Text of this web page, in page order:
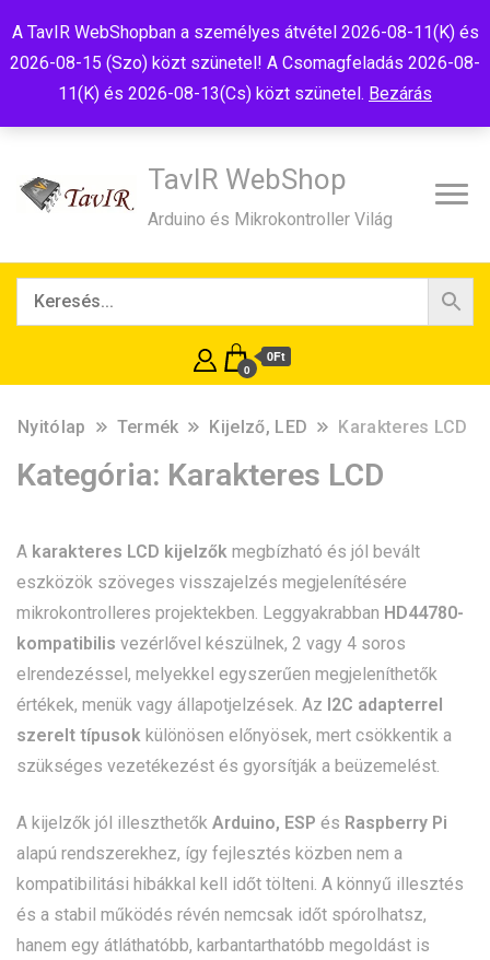
A TavIR WebShopban a személyes átvétel 2026-08-11(K) és
2026-08-15 (Szo) közt szünetel! A Csomagfeladás 2026-08-
11(K) és 2026-08-13(Cs) közt szünetel. Bezárás
TavIR WebShop
Arduino és Mikrokontroller Világ
0
0Ft
Nyitólap Termék Kijelző, LED Karakteres LCD
Kategória: Karakteres LCD
A karakteres LCD kijelzők megbízható és jól bevált
eszközök szöveges visszajelzés megjelenítésére
mikrokontrolleres projektekben. Leggyakrabban HD44780-
kompatibilis vezérlővel készülnek, 2 vagy 4 soros
elrendezéssel, melyekkel egyszerűen megjeleníthetők
értékek, menük vagy állapotjelzések. Az I2C adapterrel
szerelt típusok különösen előnyösek, mert csökkentik a
szükséges vezetékezést és gyorsítják a beüzemelést.
A kijelzők jól illeszthetők Arduino, ESP és Raspberry Pi
alapú rendszerekhez, így fejlesztés közben nem a
kompatibilitási hibákkal kell időt tölteni. A könnyű illesztés
és a stabil működés révén nemcsak időt spórolhatsz,
hanem egy átláthatóbb, karbantarthatóbb megoldást is